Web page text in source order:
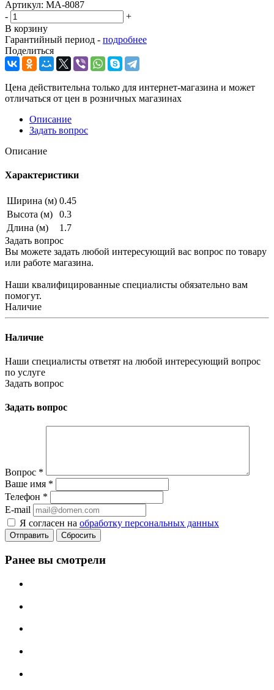
Артикул: МА-8087
-
+
В корзину
Гарантийный период - подробнее
Поделиться
Цена действительна только для интернет-магазина и может
отличаться от цен в розничных магазинах
Описание
Задать вопрос
Описание
Характеристики
Ширина (м) 0.45
Высота (м)
0.3
Длина (м)
1.7
Задать вопрос
Вы можете задать любой интересующий вас вопрос по товару
или работе магазина.
Наши квалифицированные специалисты обязательно вам
помогут.
Наличие
Наличие
Наши специалисты ответят на любой интересующий вопрос
по услуге
Задать вопрос
Задать вопрос
Вопрос *
Ваше имя *
Телефон *
E-mail
Я согласен на обработку персональных данных
Сбросить
Ранее вы смотрели